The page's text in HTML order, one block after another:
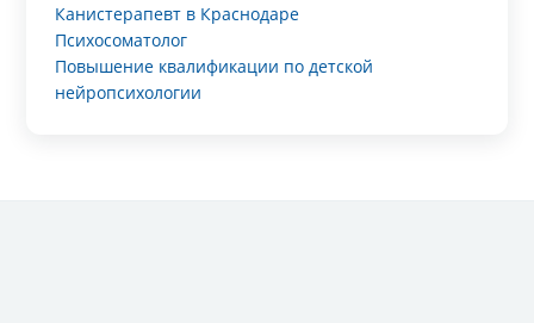
Канистерапевт в Краснодаре
Психосоматолог
Повышение квалификации по детской
нейропсихологии